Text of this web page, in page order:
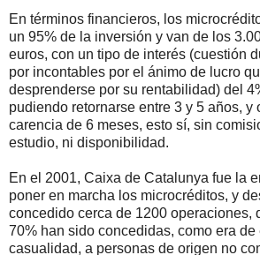
En términos financieros, los
un 95% de la inversión y van de los
euros, con un tipo de interés (cuestión
por incontables por el ánimo de lucro
desprenderse por su rentabilidad) del
pudiendo retornarse entre 3 y 5 años, y
carencia de 6 meses, esto sí, sin
estudio, ni disponibilidad.
En el 2001, Caixa de Catalunya fue la
poner en marcha los microcréditos, y
concedido cerca de 1200 operaciones,
70% han sido concedidas, como era de
casualidad, a personas de origen no